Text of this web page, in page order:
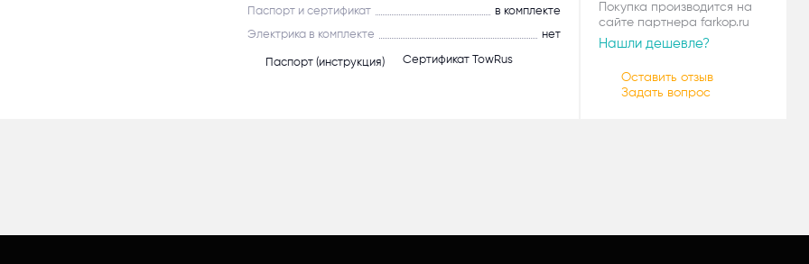
Паспорт и сертификат
в комплекте
Электрика в комплекте
нет
Паспорт (инструкция) Сертификат TowRus
Покупка производится на
сайте партнера farkop.ru
Нашли дешевле?
Оставить отзыв
Задать вопрос